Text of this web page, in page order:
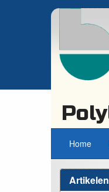
Home
Artikelen